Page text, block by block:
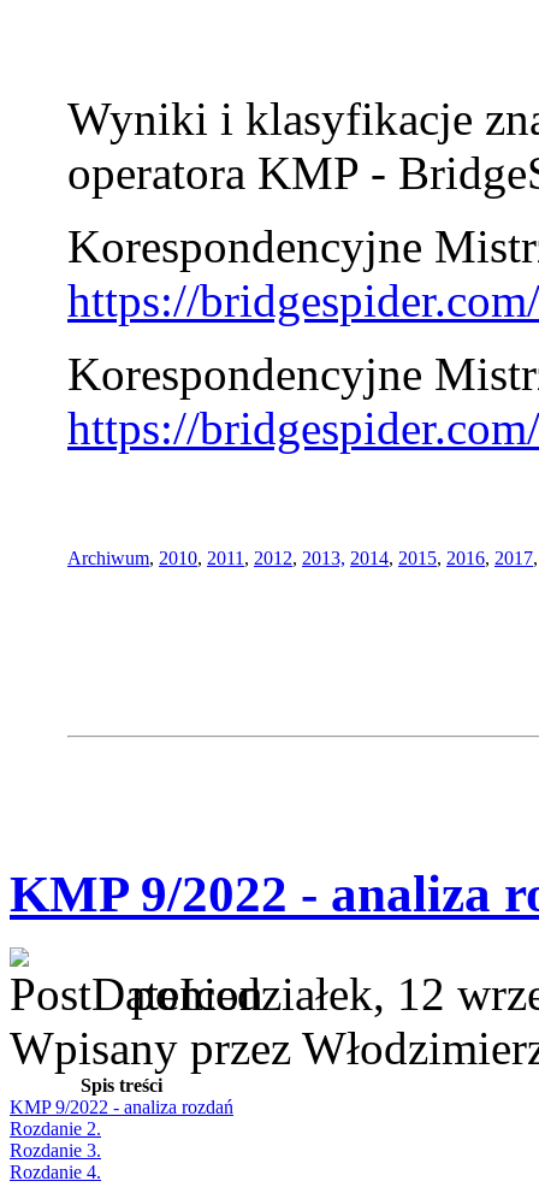
Wyniki i klasyfikacje
operatora KMP -
Korespondencyjne
https://
Korespondencyjne
https://
Archiwum, 2010, 2011 , 2012, 2013, 2014, 2015, 2016, 2017
KMP 9/2022 - analiza
poniedziałek, 12
Wpisany przez
Spis treści
KMP 9/2022 - analiza rozdań
Rozdanie 2.
Rozdanie 3.
Rozdanie 4.